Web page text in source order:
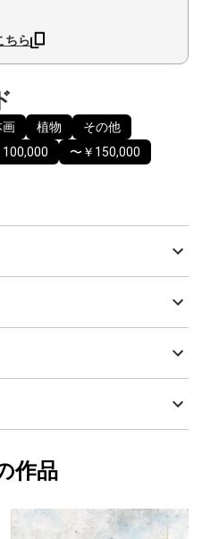
ちら
画 植物
その他
100,000
〜￥150,000
こぼれる、あたたかい日の
よう、色を何層も重ねて表現
。
作品